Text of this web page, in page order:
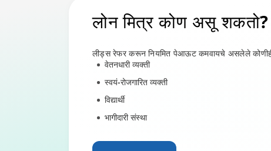
लोन मित्र कोण असू शकतो?
लीड्स रेफर करून नियमित पेआऊट कमवायचे असलेले कोणीही
वेतनधारी व्यक्ती
स्वयं-रोजगारित व्यक्ती
विद्यार्थी
भागीदारी संस्था